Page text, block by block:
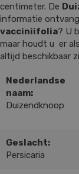
centimeter. De
informatie
vacciniifolia? U
maar houdt u er
altijd beschikbaar
Nederlandse
naam:
Duizendknoop
Geslacht:
Persicaria